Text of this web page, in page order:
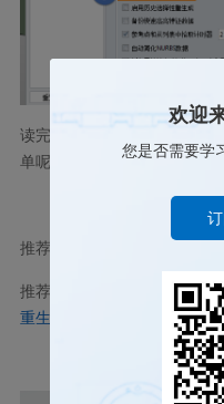
读完这篇文章是不是觉得设
单呢？你学会了吗？快来动
推荐阅读：
推荐阅读：
如何加快三维设
重生成？
欢迎
您是否需要学